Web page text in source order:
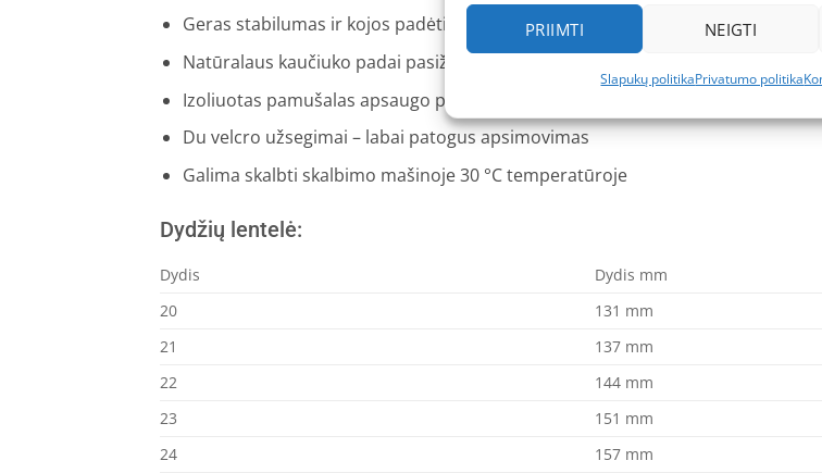
PRIIMTI NEIGTI
Slapukų politikaPrivatumo politika
Geras stabilumas ir kojos padėties palaikymas
Natūralaus kaučiuko padai pasižymi dideliu sukibimu
Izoliuotas pamušalas apsaugo pirštus nuo šalčio
Du velcro užsegimai – labai patogus apsimovimas
Galima skalbti skalbimo mašinoje 30 °C temperatūroje
Dydžių lentelė:
Dydis
Dydis mm
20
131 mm
21
137 mm
22
144 mm
23
151 mm
24
157 mm